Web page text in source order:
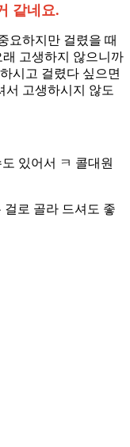
같네요.
요하지만 걸렸을 때
고생하지 않으니까
시고 걸렸다 싶으면
서 고생하시지 않도
있어서 ㅋ 콜대원
걸로 골라 드셔도 좋